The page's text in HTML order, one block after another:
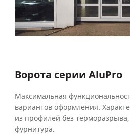
Ворота серии AluPro
Максимальная
вариантов оформления.
из профилей без
фурнитура.